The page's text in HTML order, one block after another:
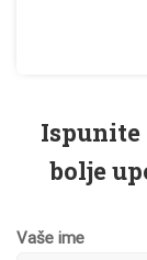
Ispunite
bolje
Vaše ime